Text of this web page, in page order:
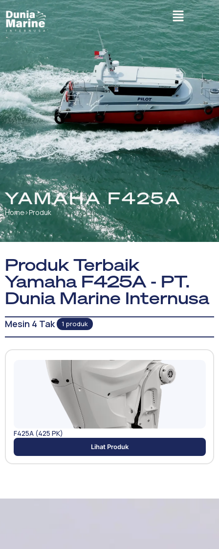
YAMAHA F425A
Home›Produk
Produk Terbaik
Yamaha F425A - PT.
Dunia Marine Internusa
Mesin 4 Tak 1 produk
F425A (425 PK)
Lihat Produk